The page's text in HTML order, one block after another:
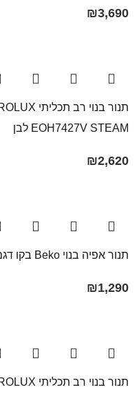
₪3,690
EOH7427V STEAM לבן
₪2,620
תנור אפיה בנוי Beko בקו ‏דגם BIM22100X נירוסטה
₪1,290